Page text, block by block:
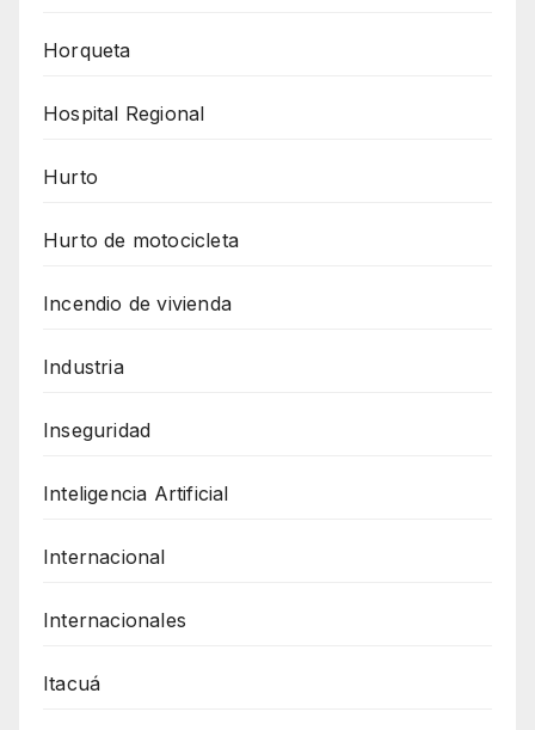
Horqueta
Hospital Regional
Hurto
Hurto de motocicleta
Incendio de vivienda
Industria
Inseguridad
Inteligencia Artificial
Internacional
Internacionales
Itacuá